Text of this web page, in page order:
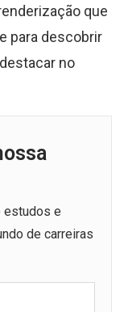
que
para descobrir
no
estudos e
de carreiras